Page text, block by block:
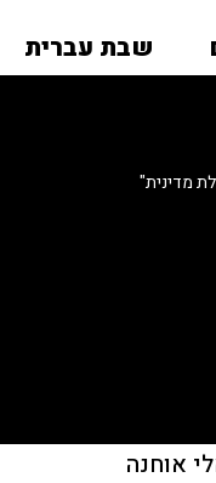
שבת עברית
מדינית"
אוחנה